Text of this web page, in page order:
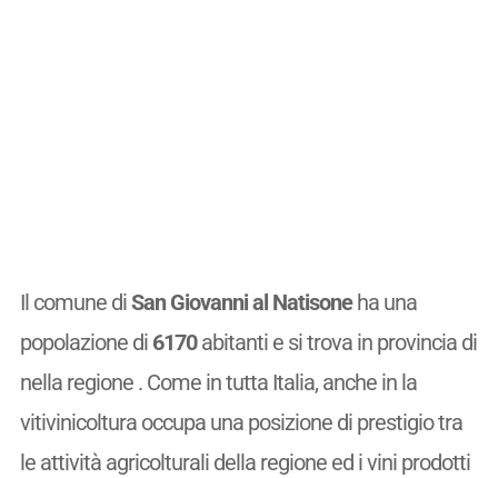
Il comune diSan Giovanni al Natisoneha una
popolazione di 6170abitanti e si trova in provincia di
nella regione . Come in tutta Italia, anche in la
vitivinicoltura occupa una posizione di prestigio tra
le attività agricolturali della regione ed i vini prodotti